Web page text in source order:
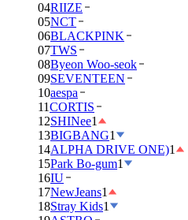
04RIIZE
05NCT
06BLACKPINK
07TWS
08Byeon Woo-seok
09SEVENTEEN
10aespa
11CORTIS
12SHINee1
13BIGBANG1
14ALPHA DRIVE ONE)1
15Park Bo-gum1
16IU
17NewJeans1
18Stray Kids1